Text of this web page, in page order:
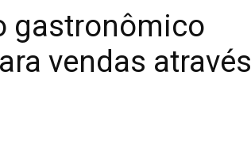
gastronômico
vendas através